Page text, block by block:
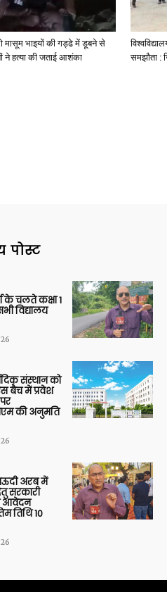
मासूम भाइयों की गड्ढे में डूबने से
ने हत्या की जताई आशंका
समझौता :
पोस्ट
के चलते कक्षा 1
विद्यालय
संस्थान को
बैच में प्रवेश
की अनुमति
अरब में
सरकारी
आवेदन
तिथि 10